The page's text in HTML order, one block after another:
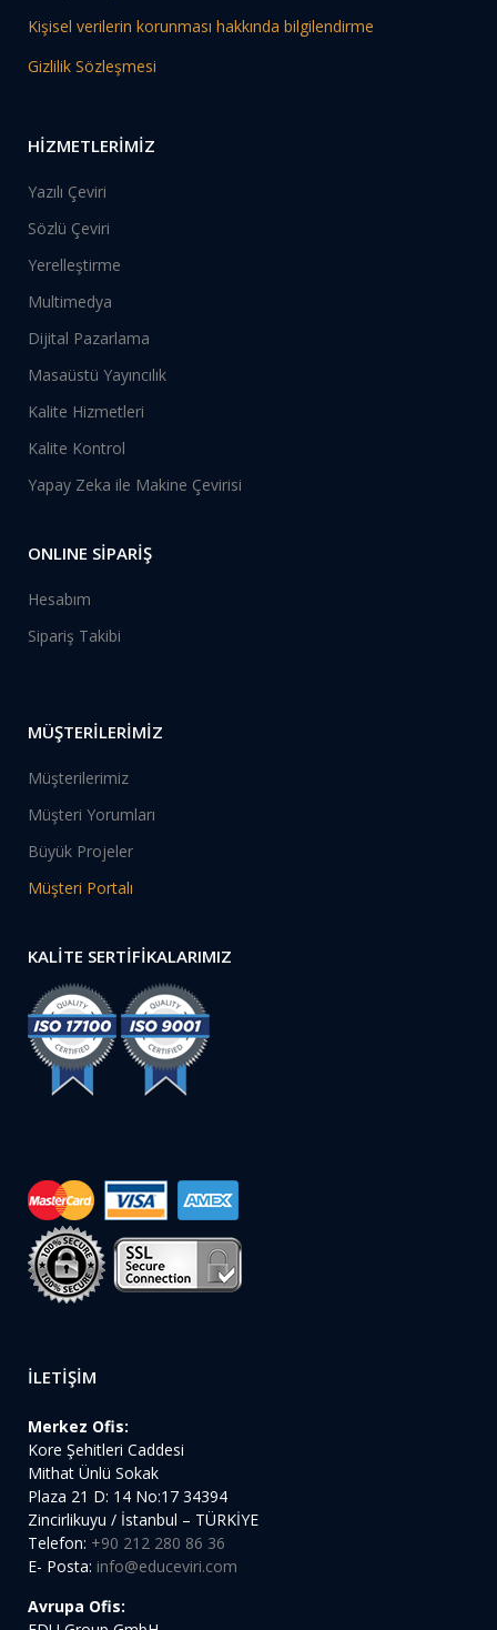
Kişisel verilerin korunması hakkında bilgilendirme
Gizlilik Sözleşmesi
HİZMETLERİMİZ
Yazılı Çeviri
Sözlü Çeviri
Yerelleştirme
Multimedya
Dijital Pazarlama
Masaüstü Yayıncılık
Kalite Hizmetleri
Kalite Kontrol
Yapay Zeka ile Makine Çevirisi
ONLINE SİPARİŞ
Hesabım
Sipariş Takibi
MÜŞTERİLERİMİZ
Müşterilerimiz
Müşteri Yorumları
Büyük Projeler
Müşteri Portalı
KALİTE SERTİFİKALARIMIZ
İLETİŞİM
Merkez Ofis:
Kore Şehitleri Caddesi
Mithat Ünlü Sokak
Plaza 21 D: 14 No:17 34394
Zincirlikuyu / İstanbul – TÜRKİYE
Telefon: +90 212 280 86 36
E- Posta: info@educeviri.com
Avrupa Ofis: